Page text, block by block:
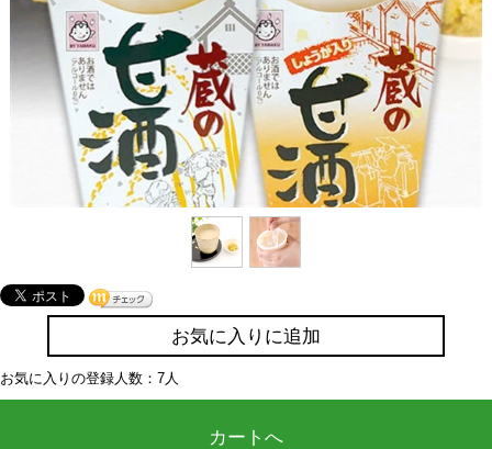
お気に入りに追加
お気に入りの登録人数：7人
カートへ